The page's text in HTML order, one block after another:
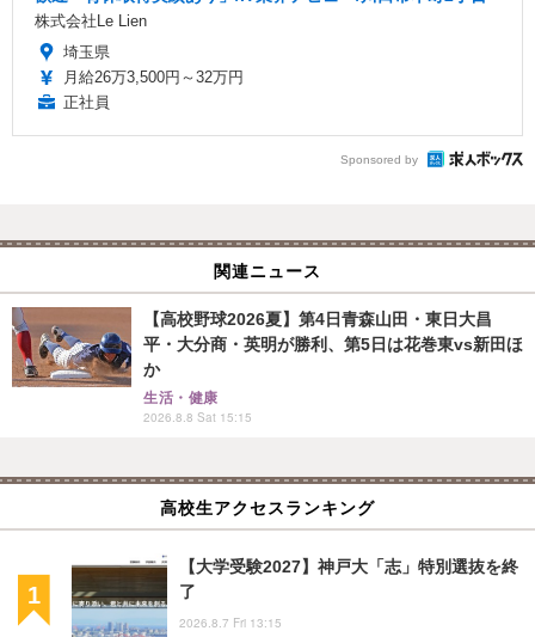
株式会社Le Lien
埼玉県
月給26万3,500円～32万円
正社員
Sponsored by
関連ニュース
【高校野球2026夏】第4日青森山田・東日大昌
平・大分商・英明が勝利、第5日は花巻東vs新田ほ
か
生活・健康
2026.8.8 Sat 15:15
高校生アクセスランキング
【大学受験2027】神戸大「志」特別選抜を終
了
2026.8.7 Fri 13:15